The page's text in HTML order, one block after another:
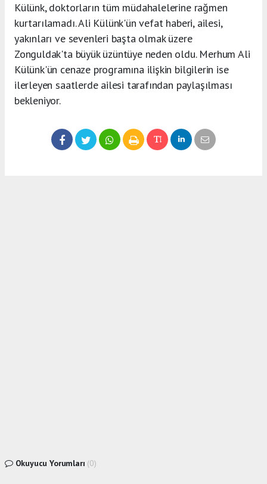
Külünk, doktorların tüm müdahalelerine rağmen
kurtarılamadı. Ali Külünk'ün vefat haberi, ailesi,
yakınları ve sevenleri başta olmak üzere
Zonguldak'ta büyük üzüntüye neden oldu. Merhum Ali
Külünk'ün cenaze programına ilişkin bilgilerin ise
ilerleyen saatlerde ailesi tarafından paylaşılması
bekleniyor.
Okuyucu Yorumları (0)